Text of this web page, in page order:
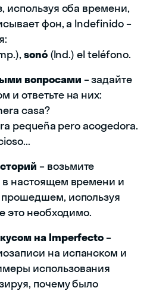
используя оба времени,
фон, а Indefinido –
sonó(Ind.) el teléfono.
вопросами – задайте
и ответьте на них:
casa?
pequeña pero acogedora.
– возьмите
в настоящем времени и
используя
это необходимо.
на Imperfecto–
на испанском и
использования
почему было